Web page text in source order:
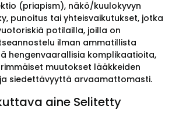
(priapism), näkö/kuulokyvyn
punoitus tai yhteisvaikutukset, jotka
potilailla, joilla on
ilman ammatillista
hengenvaarallisia komplikaatioita,
muutokset lääkkeiden
siedettävyyttä arvaamattomasti.
aine Selitetty